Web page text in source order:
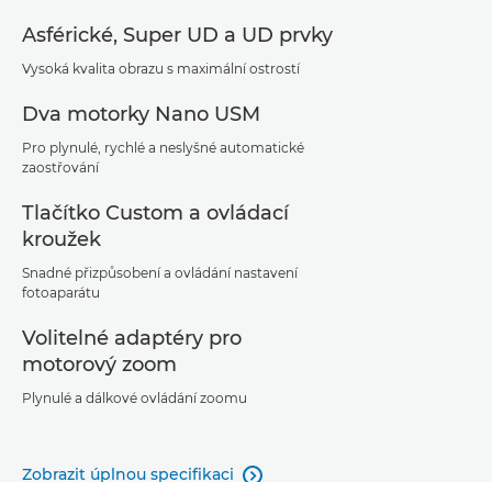
Asférické, Super UD a UD prvky
Vysoká kvalita obrazu s maximální ostrostí
Dva motorky Nano USM
Pro plynulé, rychlé a neslyšné automatické
zaostřování
Tlačítko Custom a ovládací
kroužek
Snadné přizpůsobení a ovládání nastavení
fotoaparátu
Volitelné adaptéry pro
motorový zoom
Plynulé a dálkové ovládání zoomu
Zobrazit úplnou specifikaci 